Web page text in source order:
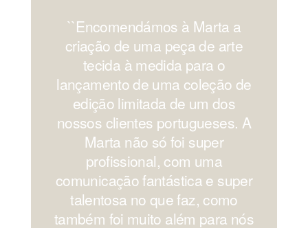
``Encomendámos à Marta a
criação de uma peça de arte
tecida à medida para o
lançamento de uma coleção de
edição limitada de um dos
nossos clientes portugueses. A
Marta não só foi super
profissional, com uma
comunicação fantástica e super
talentosa no que faz, como
também foi muito além para nós